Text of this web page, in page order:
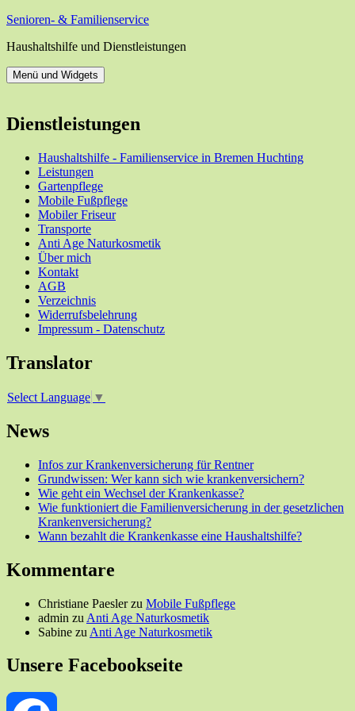
Zum
springen
Senioren- & Familienservice
Haushaltshilfe und Dienstleistungen
Menü und Widgets
Dienstleistungen
Haushaltshilfe - Familienservice in Bremen Huchting
Leistungen
Gartenpflege
Mobile Fußpflege
Mobiler Friseur
Transporte
Anti Age Naturkosmetik
Über mich
Kontakt
AGB
Verzeichnis
Widerrufsbelehrung
Impressum - Datenschutz
Translator
Select Language ▼
News
Infos zur Krankenversicherung für Rentner
Grundwissen: Wer kann sich wie krankenversichern?
Wie geht ein Wechsel der Krankenkasse?
Wie funktioniert die Familienversicherung in der gesetzlichen
Krankenversicherung?
Wann bezahlt die Krankenkasse eine Haushaltshilfe?
Kommentare
Christiane Paeslerzu Mobile Fußpflege
admin zu Anti Age Naturkosmetik
Sabine zu Anti Age Naturkosmetik
Unsere Facebookseite